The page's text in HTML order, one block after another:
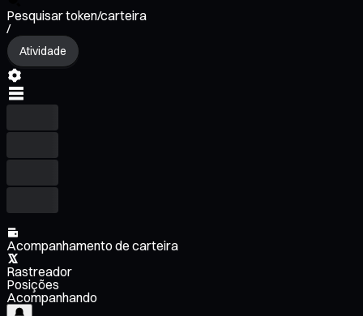
Pesquisar token/carteira
/
Atividade
Acompanhamento de carteira
Rastreador
Posições
Acompanhando